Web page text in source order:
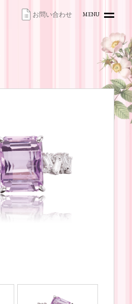
お問い合わせ MENU